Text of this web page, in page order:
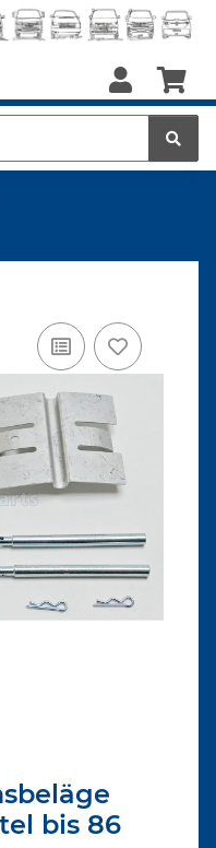
bis 86